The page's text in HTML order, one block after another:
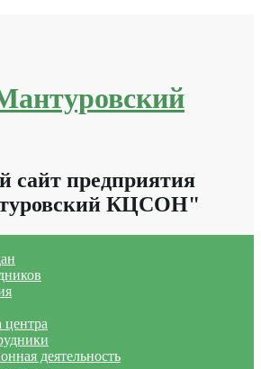
предприятия
КЦСОН"
центра
деятельность